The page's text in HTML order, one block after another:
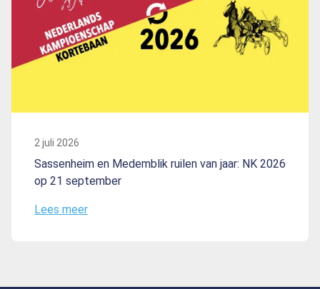
2 juli 2026
Sassenheim en Medemblik ruilen van jaar: NK 2026
op 21 september
Lees meer